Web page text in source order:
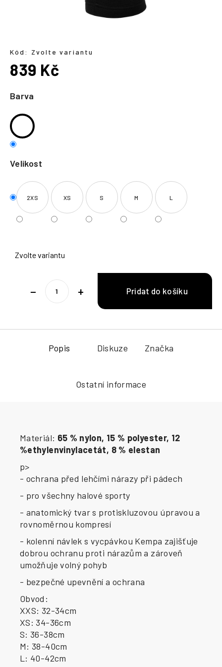
Barva
Velikost
2XS XS S M L
Zvolte variantu
+
−
Kód: Zvolte variantu
839 Kč
cena:
Popis Diskuze Značka
Ostatní informace
Materiál: 65 % nylon, 15 % polyester, 12
%ethylenvinylacetát, 8 % elestan
p>
- ochrana před lehčími nárazy při pádech
- pro všechny halové sporty
- anatomický tvar s protiskluzovou úpravou a
rovnoměrnou kompresí
- kolenní návlek s vycpávkou Kempa zajišťuje
dobrou ochranu proti nárazům a zároveň
umožňuje volný pohyb
- bezpečné upevnění a ochrana
Obvod:
XXS: 32-34cm
XS: 34-36cm
S: 36-38cm
M: 38-40cm
L: 40-42cm
t
?